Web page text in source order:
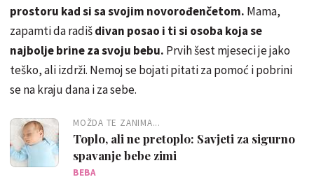
prostoru kad si sa svojim novorođenčetom. Mama,
zapamti da radišdivan posao i ti si osoba koja se
najbolje brine za svoju bebu. Prvih šest mjeseci je jako
teško, ali izdrži. Nemoj se bojati pitati za pomoć i pobrini
se na kraju dana i za sebe.
MOŽDA TE ZANIMA...
Toplo, ali ne pretoplo: Savjeti za sigurno
spavanje bebe zimi
BEBA